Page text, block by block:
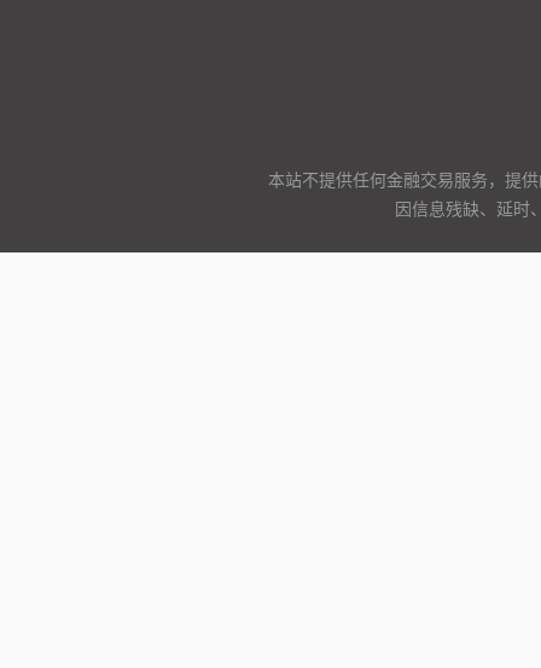
本站不提供任何金融交易服务，提
因信息残缺、延时